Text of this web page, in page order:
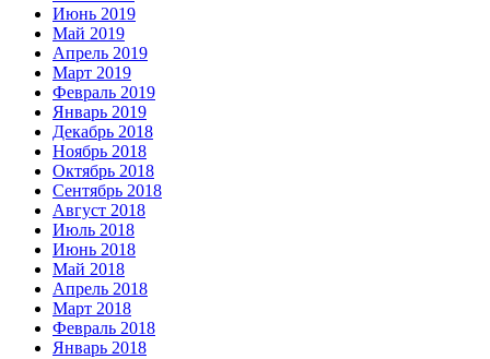
Июнь 2019
Май 2019
Апрель 2019
Март 2019
Февраль 2019
Январь 2019
Декабрь 2018
Ноябрь 2018
Октябрь 2018
Сентябрь 2018
Август 2018
Июль 2018
Июнь 2018
Май 2018
Апрель 2018
Март 2018
Февраль 2018
Январь 2018